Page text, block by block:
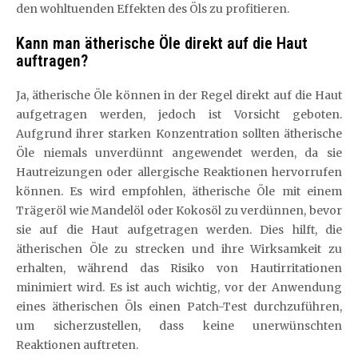
den wohltuenden Effekten des Öls zu profitieren.
Kann man ätherische Öle direkt auf die Haut
auftragen?
Ja, ätherische Öle können in der Regel direkt auf die Haut
aufgetragen werden, jedoch ist Vorsicht geboten.
Aufgrund ihrer starken Konzentration sollten ätherische
Öle niemals unverdünnt angewendet werden, da sie
Hautreizungen oder allergische Reaktionen hervorrufen
können. Es wird empfohlen, ätherische Öle mit einem
Trägeröl wie Mandelöl oder Kokosöl zu verdünnen, bevor
sie auf die Haut aufgetragen werden. Dies hilft, die
ätherischen Öle zu strecken und ihre Wirksamkeit zu
erhalten, während das Risiko von Hautirritationen
minimiert wird. Es ist auch wichtig, vor der Anwendung
eines ätherischen Öls einen Patch-Test durchzuführen,
um sicherzustellen, dass keine unerwünschten
Reaktionen auftreten.